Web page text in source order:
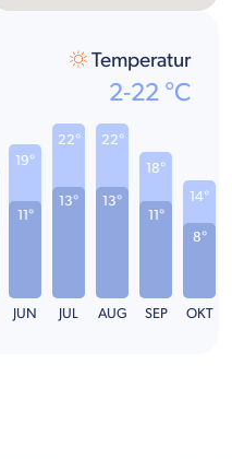
Temperatur
2-22 °C
11°
19°
JUN
13°
22°
JUL
13°
22°
AUG
11°
18°
SEP
8°
14°
OKT